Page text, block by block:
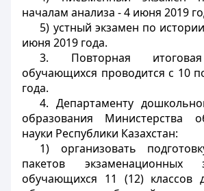
началам анализа - 4 июня 2019
5) устный экзамен по
июня 2019 года.
3. Повторная итоговая
обучающихся проводится с 10
года.
4. Департаменту
образования Министерства
науки Республики Казахстан:
1) организовать
пакетов экзаменационных
обучающихся 11 (12) классов